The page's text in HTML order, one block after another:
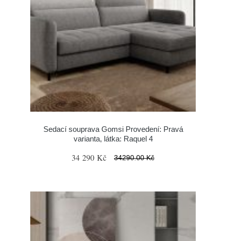
Sedací souprava Gomsi Provedení: Pravá
varianta, látka: Raquel 4
34 290 Kč 34290.00 Kč